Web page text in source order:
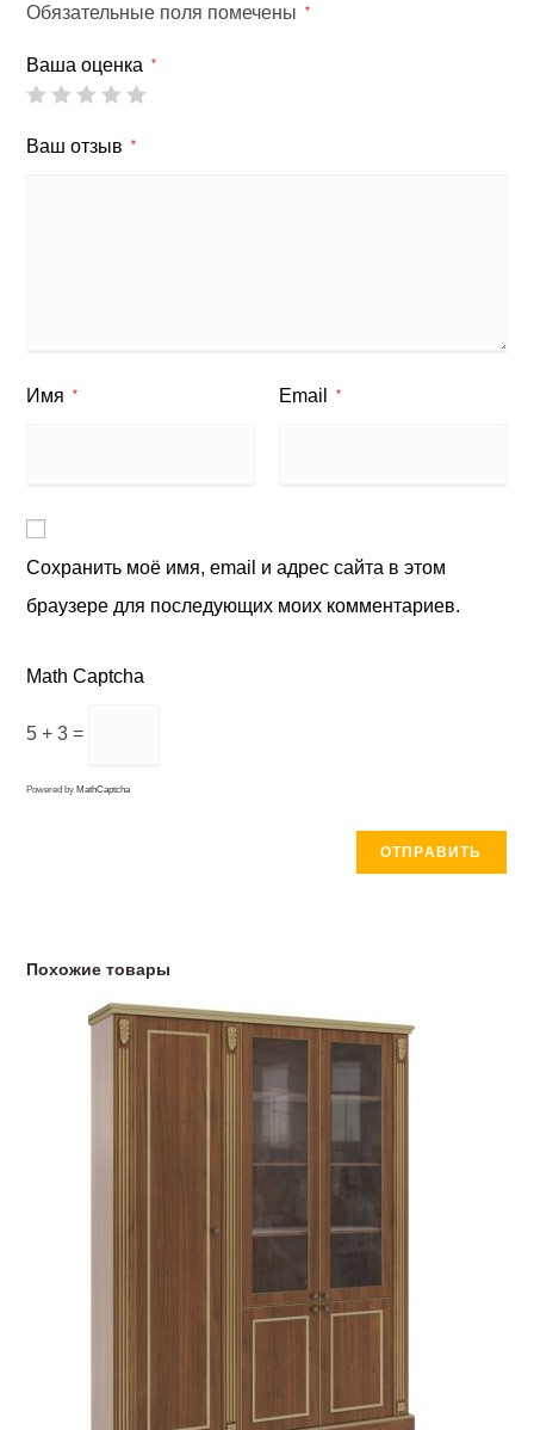
Обязательные поля помечены
*
Ваша оценка *
Ваш отзыв *
Имя * Email *
Сохранить моё имя, email и адрес сайта в этом
браузере для последующих моих комментариев.
Math Captcha
5 + 3 =
Powered byMathCaptcha
Похожие товары